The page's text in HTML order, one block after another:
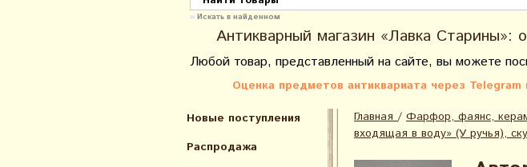
Искать в найденном
Антикварный магазин «Лавка Старины»:
Любой товар, представленный на сайте, вы можете
Оценка предметов антиквариата через
Новые поступления
Распродажа
Главная / Фарфор, фаянс,
входящая в воду» (У ручья),